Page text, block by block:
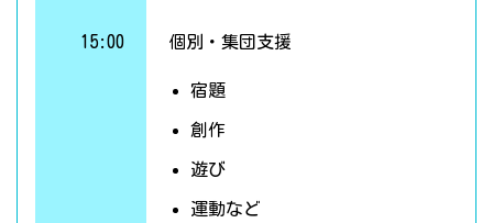
15:00 個別・集団支援
宿題
創作
遊び
運動など